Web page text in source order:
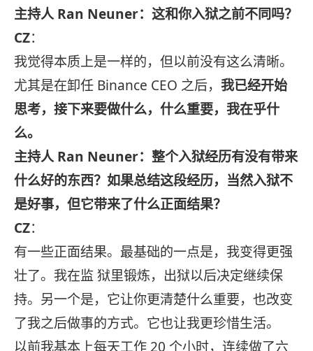
主持人 Ran Neuner：这和你入狱之前不同吗？
CZ：
我觉得本质上是一样的，但以前没有这么清晰。
尤其是在卸任 Binance CEO 之后， 我已经开始
思考，接下来要做什么，什么重要，我在乎什
么。
主持人 Ran Neuner：整个入狱经历有没有带来
什么好的东西？如果总结这段经历，当然入狱不
是好事，但它带来了什么正面结果？
CZ：
有一些正面结果。最基础的一点是，我变得更强
壮了。我在监 狱里锻炼，出狱以后决定继续保
持。另一个是，它让你更清楚什么重要，也改变
了我之后做事的方式。它也让我更珍惜生活。
以前我基本上每天工作 20 个小时，连续做了六